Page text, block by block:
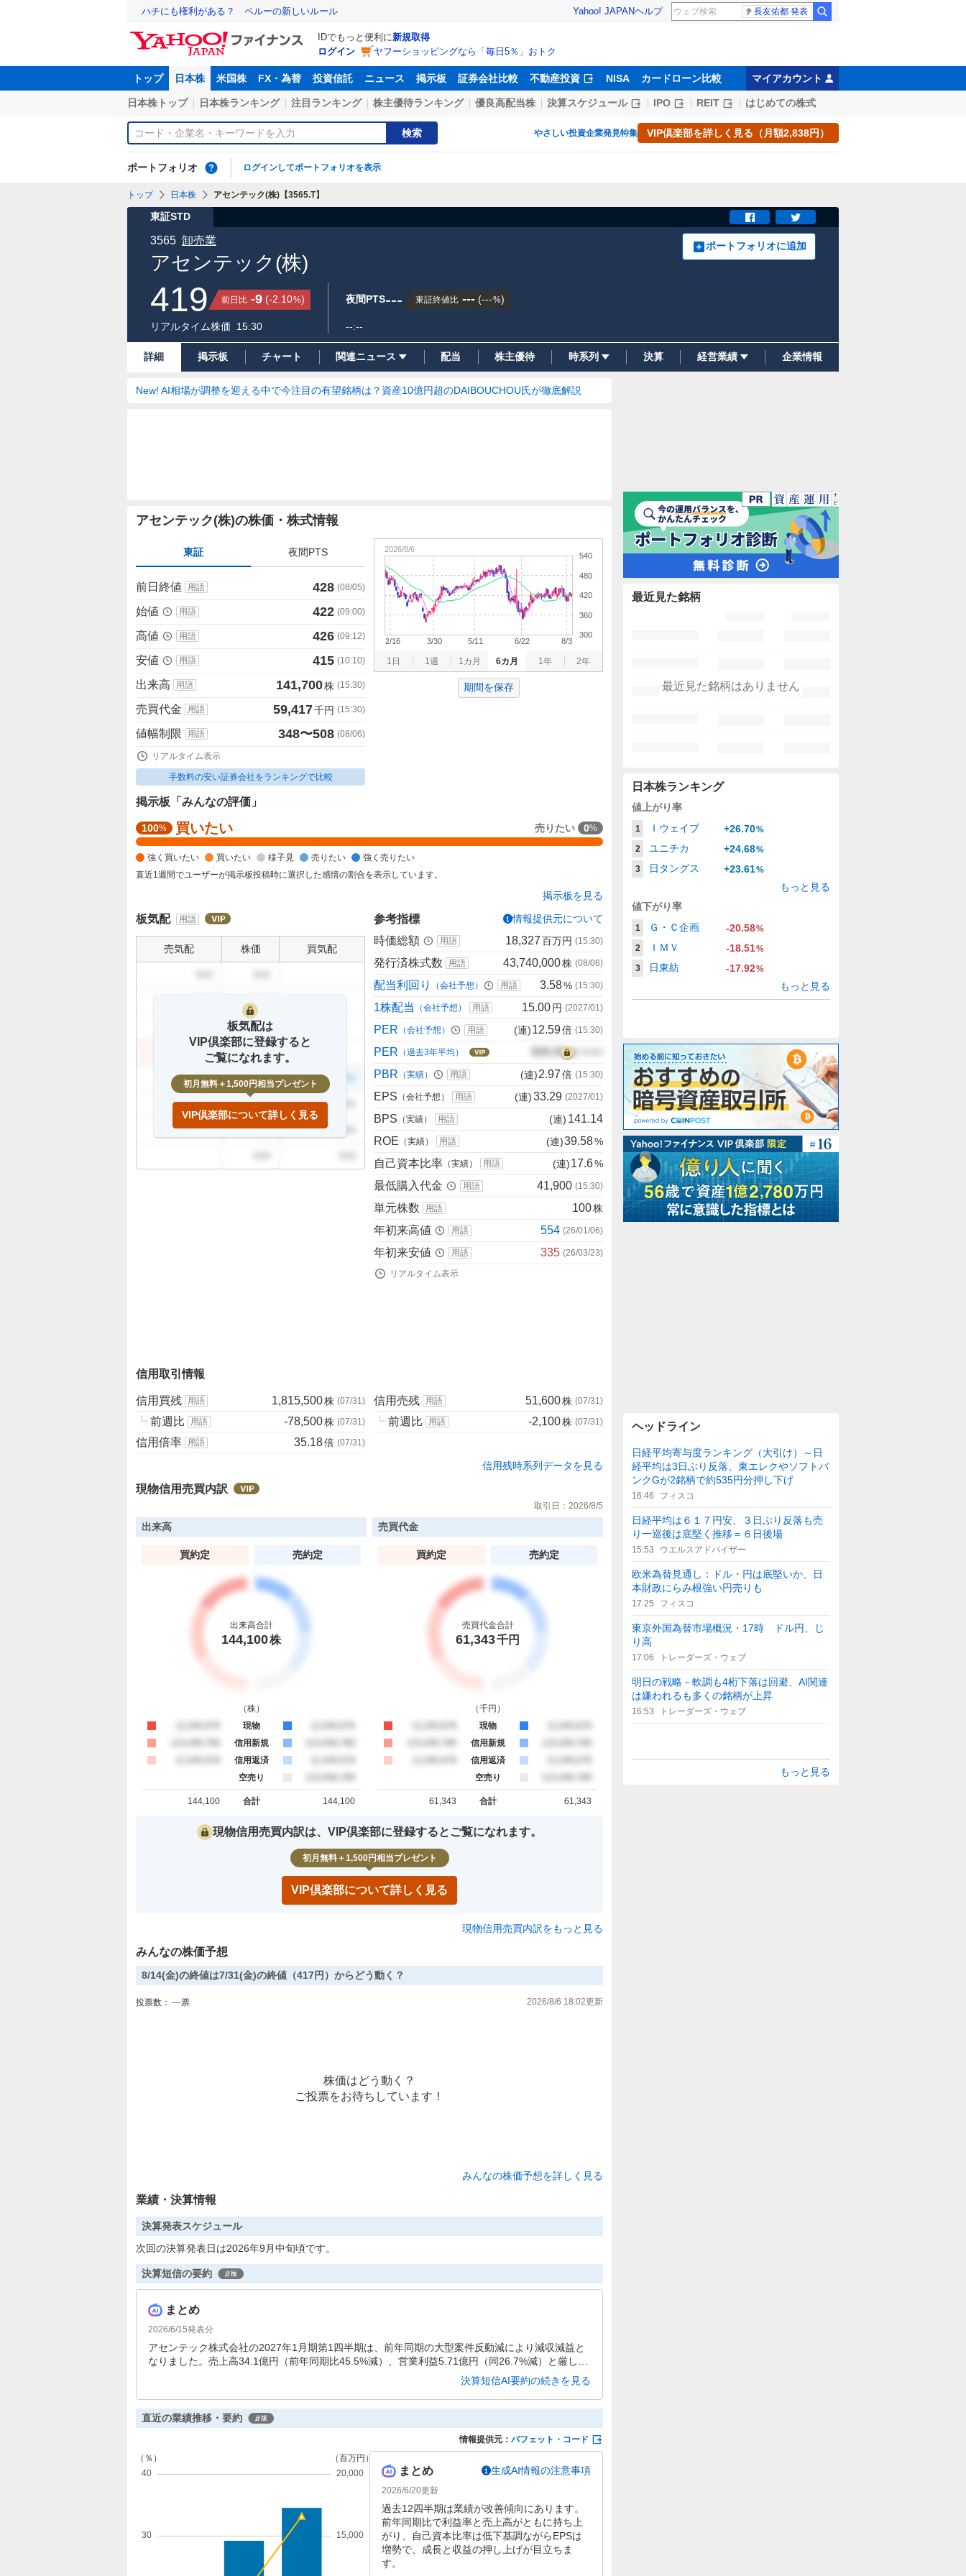
ハチにも権利がある？ ペルーの新しいルール Yahoo! JAPANヘルプ 長友佑都 発表
IDでもっと便利に新規取得
ログイン
ヤフーショッピングなら「毎日5％」おトク
トップ 日本株 米国株 FX・為替 投資信託 ニュース 掲示板 証券会社比較 不動産投資 NISA カードローン比較 マイアカウント
日本株トップ 日本株ランキング 注目ランキング 株主優待ランキング 優良高配当株 決算スケジュール IPO REIT はじめての株式
検索 やさしい投資企業発見特集 VIP倶楽部を詳しく見る（月額2,838円）
ポートフォリオ ログインしてポートフォリオを表示
トップ 日本株 アセンテック(株)【3565.T】
東証STD
アセンテック(株)
3565 卸売業 ポートフォリオに追加
419 前日比 -9 (-2.10%)
リアルタイム株価 15:30
夜間PTS--- 東証終値比 --- (---%)
--:--
詳細 掲示板 チャート 関連ニュース 配当 株主優待 時系列 決算 経営業績 企業情報
New! AI相場が調整を迎える中で今注目の有望銘柄は？資産10億円超のDAIBOUCHOU氏が徹底解説
アセンテック(株)の株価・株式情報
価
値
東証 夜間PTS
前日終値 用語 428 (08/05)
始値 用語 422 (09:00)
高値 用語 426 (09:12)
安値 用語 415 (10:10)
出来高 用語 141,700株 (15:30)
売買代金 用語 59,417千円 (15:30)
値幅制限 用語 348〜508 (08/06)
リアルタイム表示
手数料の安い証券会社をランキングで比較
1日 1週 1カ月 6カ月 1年 2年
300
360
420
480
540
2/16 3/30 5/11 6/22 8/3
2026/8/6
期間を保存
掲示板「みんなの評価」
強
く
買
い
1
0
り
た
い
100% 買いたい 売りたい 0%
強く買いたい 買いたい 様子見 売りたい
強く売りたい
直近1週間でユーザーが掲示板投稿時に選択した感情の割合を表示しています。
掲示板を見る
板気配 用語
売気配 株価 買気配
999
999 999
999
999
999
板気配は
VIP倶楽部に登録すると
ご覧になれます。
初月無料＋1,500円相当プレゼント
VIP倶楽部について詳しく見る
参考指標 情報提供元について
時価総額 用語 18,327百万円 (15:30)
発行済株式数 用語 43,740,000株 (08/06)
配当利回り （会社予想） 用語 3.58% (15:30)
1株配当 （会社予想） 用語 15.00円 (2027/01 )
PER （会社予想） 用語 (連)12.59倍 (15:30)
PER （過去3年平均） 000.00倍
PBR （実績） 用語 (連)2.97倍 (15:30)
EPS （会社予想） 用語 (連)33.29 (2027/01 )
BPS （実績） 用語 (連) 141.14
ROE （実績） 用語 (連)39.58%
自己資本比率 （実績） 用語 (連)17.6%
最低購入代金 用語 41,900 (15:30)
単元株数 用語 100株
年初来高値 用語 554 (26/01/06)
年初来安値 用語 335 (26/03/23)
リアルタイム表示
信用取引情報
信用買残 用語 1,815,500株 (07/31 )
┗ 前週比 用語 -78,500株 (07/31 )
信用倍率 用語 35.18倍 (07/31 )
信用売残 用語 51,600株 (07/31 )
┗ 前週比 用語 -2,100株 (07/31 )
信用残時系列データを見る
現物信用売買内訳
取引日： 2026/8/5
出来高
買約定 売約定
出来高合計
144,100株
（株）
現物
信用新規
信用返済
空売り
合計
買約定 合計
144,100
売約定 合計
144,100
売買代金
買約定 売約定
売買代金合計
61,343千円
（千円 ）
現物
信用新規
信用返済
空売り
合計
61,343 61,343
現物信用売買内訳は、VIP倶楽部に登録するとご覧になれます。
初月無料＋1,500円相当プレゼント
VIP倶楽部について詳しく見る
現物信用売買内訳をもっと見る
みんなの株価予想
8/14(金)の終値は7/31(金)の終値（417円）からどう動く？
投票数： ---票 2026/8/6 18:02更新
株価はどう動く？
ご投票をお待ちしています！
みんなの株価予想を詳しく見る
業績・決算情報
決算発表スケジュール
次回の決算発表日は2026年9月中旬頃です。
決算短信の要約
まとめ
2026/6/15発表分
アセンテック株式会社の2027年1月期第1四半期は、前年同期の大型案件反動減により減収減益と
なりました。売上高34.1億円（前年同期比45.5%減）、営業利益5.71億円（同26.7%減）と厳しい
結果でしたが、自社製品の導入は堅調に推移しています。通期予想に対する進捗率は売上高19.
5%、営業利益28.6%となっており、今後の業績回復が注目されます。
決算短信AI要約の続きを見る
直近の業績推移・要約
情報提供元： バフェット・コード
まとめ 生成AI情報の注意事項
2026/6/20更新
過去12四半期は業績が改善傾向にあります。
前年同期比で利益率と売上高がともに持ち上
がり、自己資本比率は低下基調ながらEPSは
増勢で、成長と収益の押し上げが目立ちま
す。
最近見た銘柄
最近見た銘柄はありません
日本株ランキング
値上がり率
1 Ｉウェイブ +26.70%
2
ユニチカ +24.68%
3
日タングス +23.61%
もっと見る
値下がり率
1 Ｇ・Ｃ企画 -20.58%
2
ＩＭＶ -18.51%
3
日東紡 -17.92%
もっと見る
ヘッドライン
日経平均寄与度ランキング（大引け）～日
経平均は3日ぶり反落、東エレクやソフトバ
ンクGが2銘柄で約535円分押し下げ
16:46 フィスコ
日経平均は６１７円安、３日ぶり反落も売
り一巡後は底堅く推移＝６日後場
15:53 ウエルスアドバイザー
欧米為替見通し：ドル・円は底堅いか、日
本財政にらみ根強い円売りも
17:25 フィスコ
東京外国為替市場概況・17時 ドル円、じ
り高
17:06 トレーダーズ・ウェブ
明日の戦略－軟調も4桁下落は回避、AI関連
は嫌われるも多くの銘柄が上昇
16:53 トレーダーズ・ウェブ
もっと見る